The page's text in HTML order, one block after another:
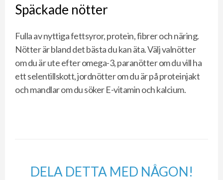
Späckade nötter
Fulla av nyttiga fettsyror, protein, fibrer och näring.
Nötter är bland det bästa du kan äta. Välj valnötter
om du är ute efter omega-3, paranötter om du vill ha
ett selentillskott, jordnötter om du är på proteinjakt
och mandlar om du söker E-vitamin och kalcium.
DELA DETTA MED NÅGON!